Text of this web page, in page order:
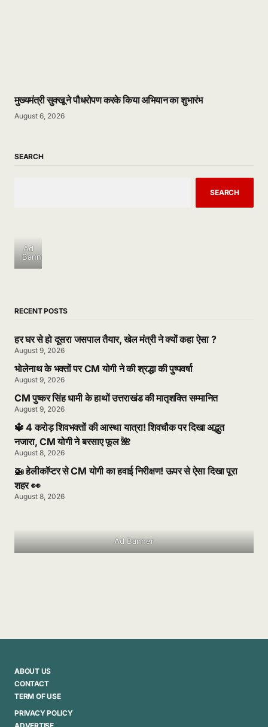
मुख्यमंत्री सुक्खू ने पौधरोपण करके किया अभियान का शुभारंभ
August 6, 2026
SEARCH
SEARCH
Ad
Banner
RECENT POSTS
हर घर से हो दूसरा जसपाल तैयार, खेल मंत्री ने क्यों कहा ऐसा ?
August 9, 2026
भोलेनाथ के भक्तों पर CM योगी ने की श्रद्धा की पुष्पवर्षा
August 9, 2026
CM पुष्कर सिंह धामी के हाथों उत्तराखंड की मातृशक्ति सम्मानित
August 9, 2026
🔱 4 करोड़ शिवभक्तों की आस्था यात्रा! शिवचौक पर दिखा अद्भुत
नजारा, CM योगी ने बरसाए फूल 🌺
August 8, 2026
🚁 हेलीकॉप्टर से CM योगी का हवाई निरीक्षण! ऊपर से ऐसा दिखा पूरा
शहर 👀
August 8, 2026
Ad Banner
ABOUT US
CONTACT
TERM OF USE
PRIVACY POLICY